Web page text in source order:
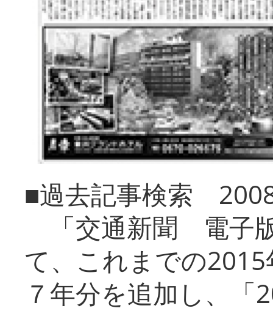
■過去記事検索
「交通新聞 電子
て、これまでの
７年分を追加し、「